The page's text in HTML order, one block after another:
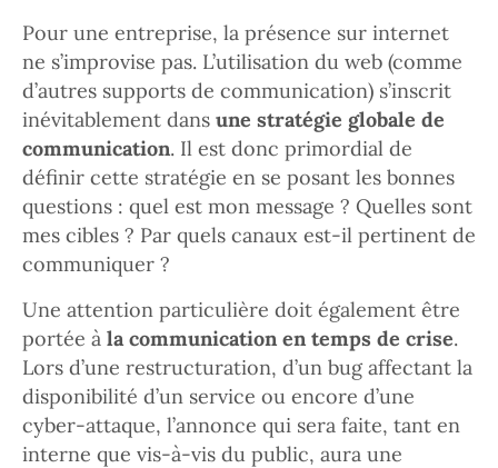
Pour une entreprise, la présence sur internet
ne s’improvise pas. L’utilisation du web (comme
d’autres supports de communication) s’inscrit
inévitablement dans une stratégie globale de
communication. Il est donc primordial de
définir cette stratégie en se posant les bonnes
questions : quel est mon message ? Quelles sont
mes cibles ? Par quels canaux est-il pertinent de
communiquer ?
Une attention particulière doit également être
portée à la communication en temps de crise.
Lors d’une restructuration, d’un bug affectant la
disponibilité d’un service ou encore d’une
cyber-attaque, l’annonce qui sera faite, tant en
interne que vis-à-vis du public, aura une